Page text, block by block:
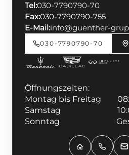
Tel:030-7790790-70
Fax:030-7790790-755
E-Mail:info@guenther-
030-7790790-70
Öffnungszeiten:
Montag bis Freitag
Samstag
Sonntag